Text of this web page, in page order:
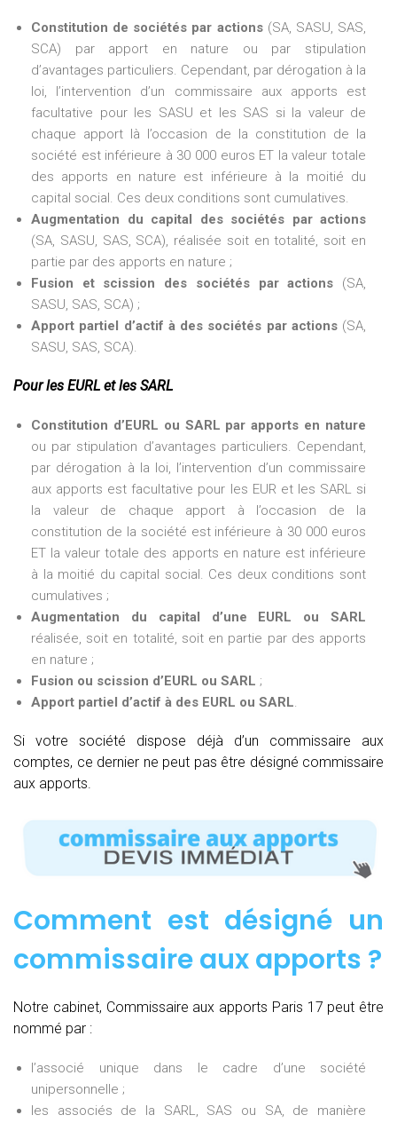
Constitution de sociétés par actions(SA, SASU, SAS,
SCA) par apport en nature ou par stipulation
d’avantages particuliers. Cependant, par dérogation à la
loi, l’intervention d’un commissaire aux apports est
facultative pour les SASU et les SAS si la valeur de
chaque apport là l’occasion de la constitution de la
société est inférieure à 30 000 euros ET la valeur totale
des apports en nature est inférieure à la moitié du
capital social. Ces deux conditions sont cumulatives.
Augmentation du capital des sociétés par actions
(SA, SASU, SAS, SCA), réalisée soit en totalité, soit en
partie par des apports en nature ;
Fusion et scission des sociétés par actions (SA,
SASU, SAS, SCA) ;
Apport partiel d’actif à des sociétés par actions(SA,
SASU, SAS, SCA).
Pour les EURL et les SARL
Constitution d’EURL ou SARL par apports en nature
ou par stipulation d’avantages particuliers. Cependant,
par dérogation à la loi, l’intervention d’un commissaire
aux apports est facultative pour les EUR et les SARL si
la valeur de chaque apport à l’occasion de la
constitution de la société est inférieure à 30 000 euros
ET la valeur totale des apports en nature est inférieure
à la moitié du capital social. Ces deux conditions sont
cumulatives ;
Augmentation du capital d’une EURL ou SARL
réalisée, soit en totalité, soit en partie par des apports
en nature ;
Fusion ou scission d’EURL ou SARL ;
Apport partiel d’actif à des EURL ou SARL.
Si votre société dispose déjà d’un commissaire aux
comptes, ce dernier ne peut pas être désigné commissaire
aux apports.
Comment est désigné un
commissaire aux apports ?
Notre cabinet, Commissaire aux apports Paris 17 peut être
nommé par :
l’associé unique dans le cadre d’une société
unipersonnelle ;
les associés de la SARL, SAS ou SA, de manière